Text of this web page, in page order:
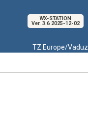
WX-STATION
Ver. 3.6 2025-12-02
TZ:Europe/Vaduz